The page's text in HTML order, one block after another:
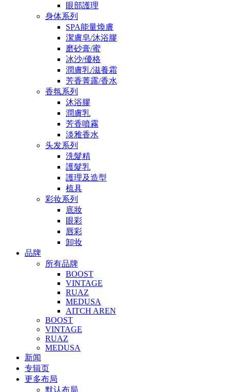
眼部護理
身体系列
SPA能量煥膚
潔膚皂/沐浴膠
磨砂膏/蜜
冰沙/優格
潤膚乳/滋養霜
芳香菁露/香水
香氛系列
沐浴膠
潤膚乳
芳香噴霧
淡雅香水
头发系列
洗髮精
護髮乳
護理及造型
梳具
彩妆系列
底妝
眼彩
唇彩
卸妆
品牌
所有品牌
BOOST
VINTAGE
RUAZ
MEDUSA
AITCH AREN
BOOST
VINTAGE
RUAZ
MEDUSA
新闻
专辑页
更多布局
默认布局